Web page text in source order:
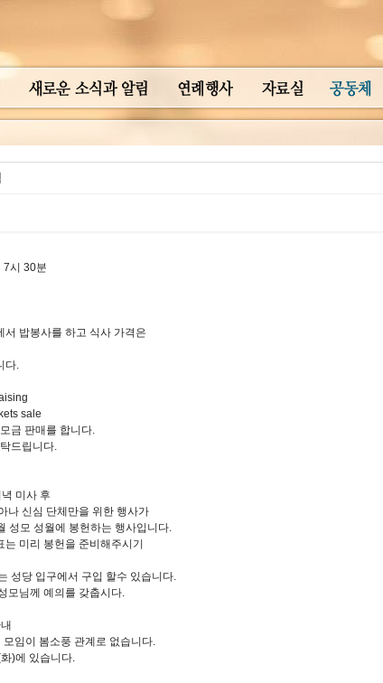
7시 30분
밥봉사를 하고 식사 가격은
다.
sale
금 판매를 합니다.
드립니다.
미사 후
나 신심 단체만을 위한 행사가
성모 성월에 봉헌하는 행사입니다.
미리 봉헌을 준비해주시기
성당 입구에서 구입 할수 있습니다.
모님께 예의를 갖춥시다.
임이 봄소풍 관계로 없습니다.
)에 있습니다.